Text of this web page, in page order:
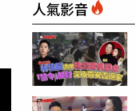
人氣影音